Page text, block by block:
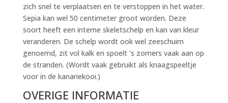
zich snel te verplaatsen en te verstoppen in het water.
Sepia kan wel 50 centimeter groot worden. Deze
soort heeft een interne skeletschelp en kan van kleur
veranderen. De schelp wordt ook wel zeeschuim
genoemd, zit vol kalk en spoelt ’s zomers vaak aan op
de stranden. (Wordt vaak gebruikt als knaagspeeltje
voor in de kanariekooi.)
OVERIGE INFORMATIE